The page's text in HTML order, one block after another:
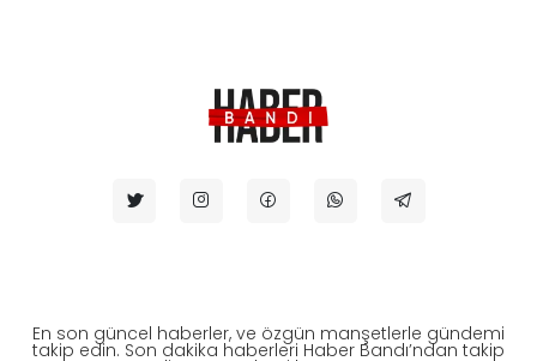
En son güncel haberler, ve özgün manşetlerle gündemi
takip edin. Son dakika haberleri Haber Bandı’ndan takip